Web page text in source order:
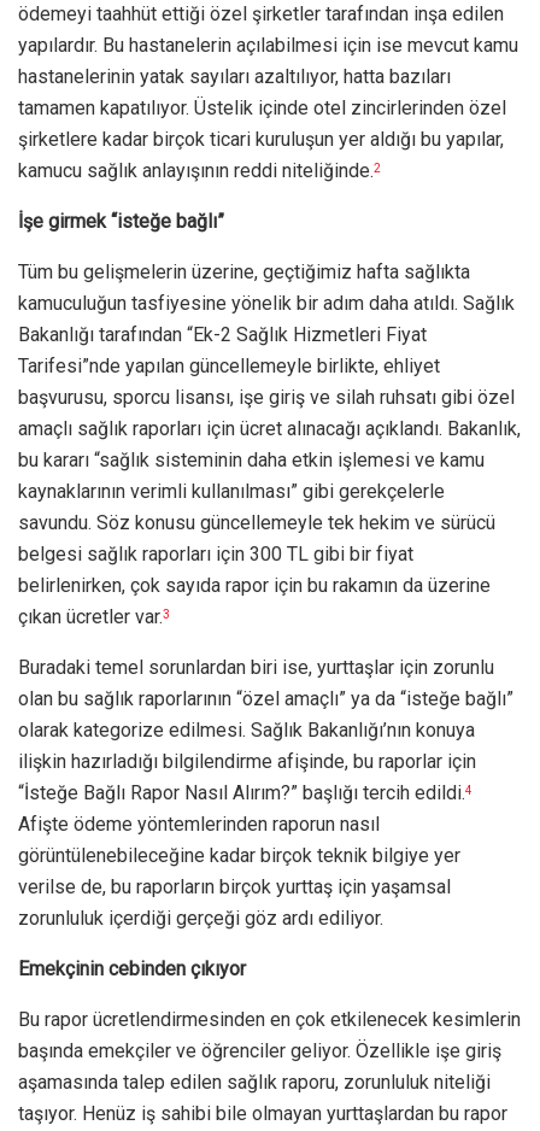
ödemeyi taahhüt ettiği özel şirketler tarafından inşa edilen
yapılardır. Bu hastanelerin açılabilmesi için ise mevcut kamu
hastanelerinin yatak sayıları azaltılıyor, hatta bazıları
tamamen kapatılıyor. Üstelik içinde otel zincirlerinden özel
şirketlere kadar birçok ticari kuruluşun yer aldığı bu yapılar,
kamucu sağlık anlayışının reddi niteliğinde.2
İşe girmek “isteğe bağlı”
Tüm bu gelişmelerin üzerine, geçtiğimiz hafta sağlıkta
kamuculuğun tasfiyesine yönelik bir adım daha atıldı. Sağlık
Bakanlığı tarafından “Ek-2 Sağlık Hizmetleri Fiyat
Tarifesi”nde yapılan güncellemeyle birlikte, ehliyet
başvurusu, sporcu lisansı, işe giriş ve silah ruhsatı gibi özel
amaçlı sağlık raporları için ücret alınacağı açıklandı. Bakanlık,
bu kararı “sağlık sisteminin daha etkin işlemesi ve kamu
kaynaklarının verimli kullanılması” gibi gerekçelerle
savundu. Söz konusu güncellemeyle tek hekim ve sürücü
belgesi sağlık raporları için 300 TL gibi bir fiyat
belirlenirken, çok sayıda rapor için bu rakamın da üzerine
çıkan ücretler var.3
Buradaki temel sorunlardan biri ise, yurttaşlar için zorunlu
olan bu sağlık raporlarının “özel amaçlı” ya da “isteğe bağlı”
olarak kategorize edilmesi. Sağlık Bakanlığı’nın konuya
ilişkin hazırladığı bilgilendirme afişinde, bu raporlar için
“İsteğe Bağlı Rapor Nasıl Alırım?” başlığı tercih edildi.4
Afişte ödeme yöntemlerinden raporun nasıl
görüntülenebileceğine kadar birçok teknik bilgiye yer
verilse de, bu raporların birçok yurttaş için yaşamsal
zorunluluk içerdiği gerçeği göz ardı ediliyor.
Emekçinin cebinden çıkıyor
Bu rapor ücretlendirmesinden en çok etkilenecek kesimlerin
başında emekçiler ve öğrenciler geliyor. Özellikle işe giriş
aşamasında talep edilen sağlık raporu, zorunluluk niteliği
taşıyor. Henüz iş sahibi bile olmayan yurttaşlardan bu rapor